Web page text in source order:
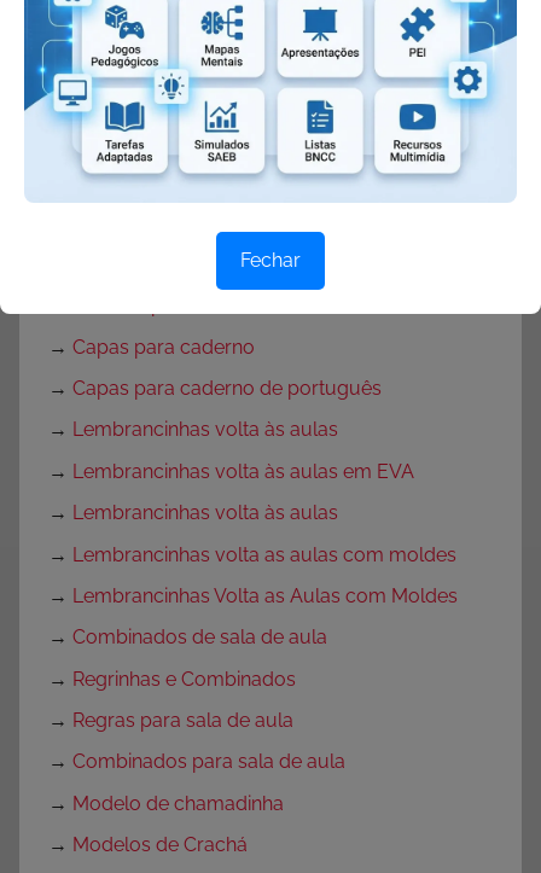
→Texto para o primeiro dia de aula
Textos de volta às aulas
→Mensagem de volta às aulas
Rotina para primeira semana de aula
Rotina volta às aulas para Educação Infantil
Decoração para Sala de Aula
→ Capas para caderno
→ Capas para caderno de português
→ Lembrancinhas volta às aulas
→ Lembrancinhas volta às aulas em EVA
→ Lembrancinhas volta às aulas
→ Lembrancinhas volta as aulas com moldes
→ Lembrancinhas Volta as Aulas com Moldes
→ Combinados de sala de aula
→ Regrinhas e Combinados
→ Regras para sala de aula
→ Combinados para sala de aula
→ Modelo de chamadinha
→ Modelos de Crachá
Fechar